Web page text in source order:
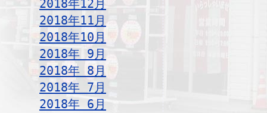
2018年12月
2018年11月
2018年10月
2018年 9月
2018年 8月
2018年 7月
2018年 6月